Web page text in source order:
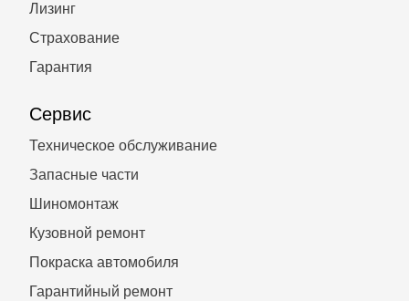
Лизинг
Страхование
Гарантия
Сервис
Техническое обслуживание
Запасные части
Шиномонтаж
Кузовной ремонт
Покраска автомобиля
Гарантийный ремонт